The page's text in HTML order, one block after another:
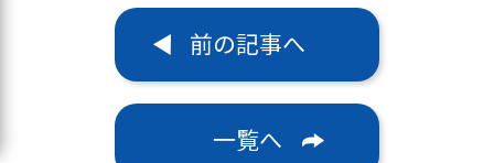
前の記事へ
一覧へ